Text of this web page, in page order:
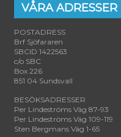
VÅRA ADRESSER
POSTADRESS
Brf Sjöfararen
SBCID 1422563
c/o SBC
Box 226
851 04 Sundsvall
BESÖKSADRESSER
Per Lindeströms Väg 87-93
Per Lindeströms Väg 109-119
Sten Bergmans Väg 1-65